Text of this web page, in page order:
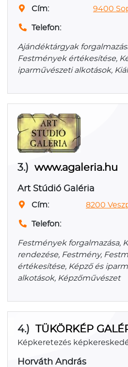
Cím: 9400
Telefon:
Ajándéktárgyak
Festmények értékesítése,
iparművészeti alkotások,
3.) www.agaleria.hu
Art Stúdió Galéria
Cím: 8200
Telefon:
Festmények forgalmazása,
rendezése, Festmény,
értékesítése, Képző és
alkotások, Képzőművészet
4.) TÜKÖRKÉP
Képkeretezés
Horváth András